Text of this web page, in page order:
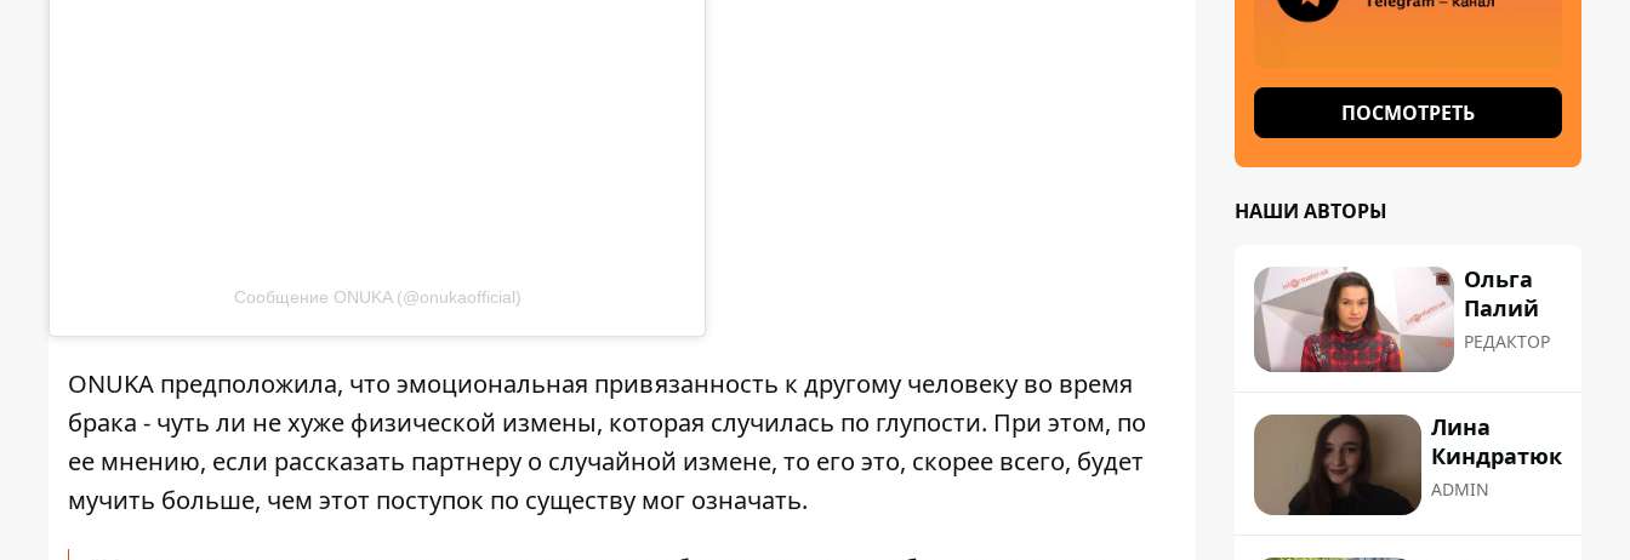
Сообщение ONUKA (@onukaofficial)
ONUKA предположила, что эмоциональная привязанность к другому человеку во время
брака - чуть ли не хуже физической измены, которая случилась по глупости. При этом, по
ее мнению, если рассказать партнеру о случайной измене, то его это, скорее всего, будет
мучить больше, чем этот поступок по существу мог означать.
ПОСМОТРЕТЬ
НАШИ АВТОРЫ
Ольга
Палий
РЕДАКТОР
Лина
Киндратюк
ADMIN